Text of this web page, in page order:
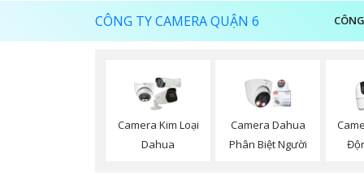
CÔNG TY CAMERA QUẬN 6
Camera Kim Loại
Dahua
Camera Dahua
Phân Biệt Người